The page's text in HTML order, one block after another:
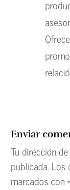
Enviar
Tu dirección
publicada.Los
marcados con*